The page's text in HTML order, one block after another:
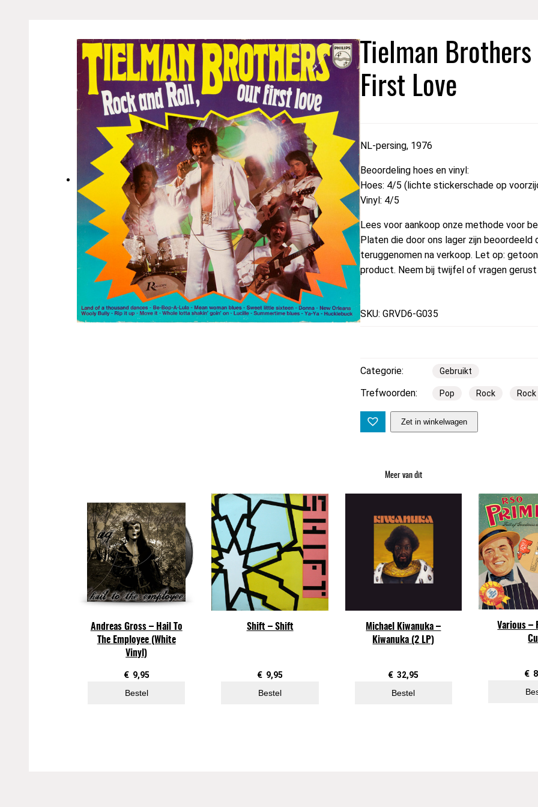
Tielman
First Love
NL-persing, 1976
Beoordeling hoes en vinyl:
Hoes: 4/5 (lichte stickerschade op
Vinyl: 4/5
Lees voor aankoop onze methode voor
Platen die door ons lager zijn
teruggenomen na verkoop. Let op:
product. Neem bij twijfel of vragen
SKU: GRVD6-G035
Categorie: Gebruikt
Trefwoorden: Pop Rock Rock
i
a
n
B
r
o
t
h
e
r
Zet in winkelwagen
Meer van dit
Andreas Gross – Hail To
The Employee (White
Vinyl)
€ 9,95
Bestel
Shift – Shift
€ 9,95
Bestel
Michael Kiwanuka –
Kiwanuka (2 LP)
€ 32,95
Bestel
Various –
€